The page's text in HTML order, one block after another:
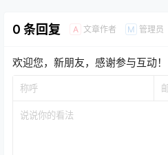
0 条回复 A 文章作者 M 管理员
欢迎您，新朋友，感谢参与互动！